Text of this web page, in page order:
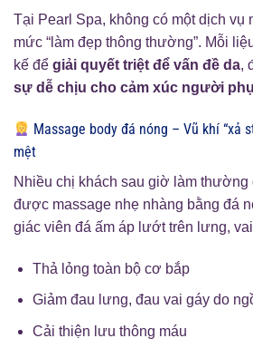
Tại Pearl Spa, không có một dịch vụ
mức “làm đẹp thông thường”. Mỗi
kế để giải quyết triệt để vấn đề da,
sự dễ chịu cho cảm xúc người
Massage body đá nóng – Vũ khí “xả
mệt
Nhiều chị khách sau giờ làm thường
được massage nhẹ nhàng bằng đá
giác viên đá ấm áp lướt trên lưng,
Thả lỏng toàn bộ cơ bắp
Giảm đau lưng, đau vai gáy do
Cải thiện lưu thông máu